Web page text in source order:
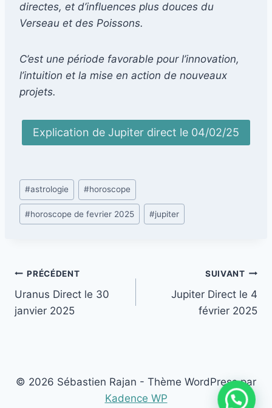
directes, et d’influences plus douces du
Verseau et des Poissons.
C’est une période favorable pour l’innovation,
l’intuition et la mise en action de nouveaux
projets.
Explication de Jupiter direct le 04/02/25
Étiquettes
de
la
#astrologie #horoscope
#horoscope de fevrier 2025 #jupiter
Navigation
de
PRÉCÉDENT
Uranus Direct le 30
janvier 2025
SUIVANT
Jupiter Direct le 4
février 2025
© 2026 Sébastien Rajan - Thème WordPress par
Kadence WP